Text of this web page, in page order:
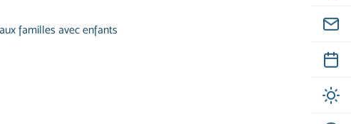
familles avec enfants